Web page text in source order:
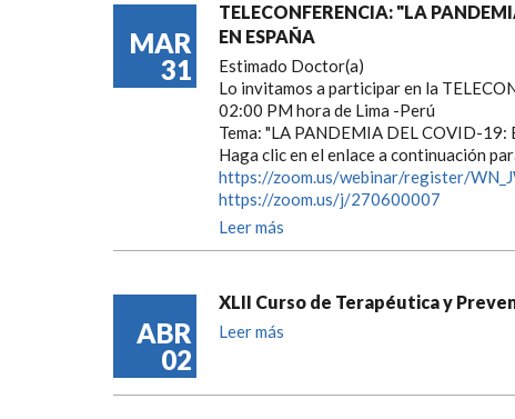
MAR
31
TELECONFERENCIA: "LA
EN ESPAÑA
Estimado Doctor(a)
Lo invitamos a participar en la
02:00 PM hora de Lima -Perú
Tema: "LA PANDEMIA DEL COVID-19:
Haga clic en el enlace a continuación
https://zoom.us/webinar/register/
https://zoom.us/j/270600007
Leer más
ABR
02
XLII Curso de Terapéutica y
Leer más